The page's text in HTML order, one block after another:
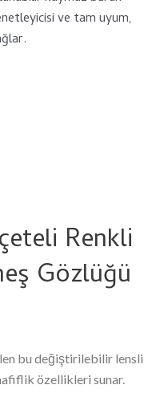
ve tam uyum,
Renkli
Gözlüğü
bu değiştirilebilir lensli
özellikleri sunar.